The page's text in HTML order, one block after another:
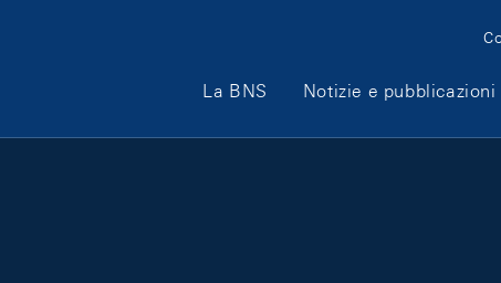
Main Navigation
La BNS Notizie e pubblicazioni